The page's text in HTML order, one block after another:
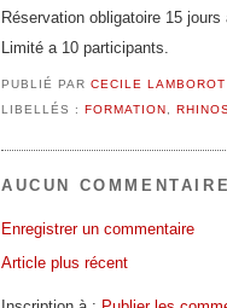
Réservation obligatoire 15
Limité a 10 participants.
PUBLIÉ PAR CECILE LAMBOROT
LIBELLÉS : FORMATION,
AUCUN
Enregistrer un commentaire
Article plus récent